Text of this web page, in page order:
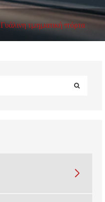
Γυάλινη τμηματική πόρτα
